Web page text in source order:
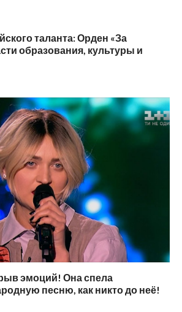
таланта: Орден «За
образования, культуры и
эмоций! Она спела
песню, как никто до неё!